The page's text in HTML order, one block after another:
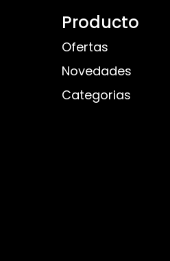
Producto
Ofertas
Novedades
Categorias